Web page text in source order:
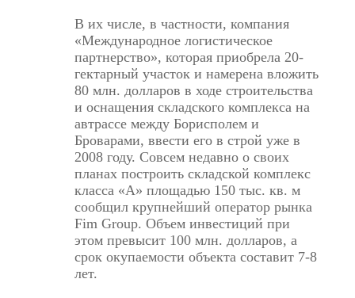
В их числе, в частности, компания
«Международное логистическое
партнерство», которая приобрела 20-
гектарный участок и намерена вложить
80 млн. долларов в ходе строительства
и оснащения складского комплекса на
автрассе между Борисполем и
Броварами, ввести его в строй уже в
2008 году. Совсем недавно о своих
планах построить складской комплекс
класса «А» площадью 150 тыс. кв. м
сообщил крупнейший оператор рынка
Fim Group. Объем инвестиций при
этом превысит 100 млн. долларов, а
срок окупаемости объекта составит 7-8
лет.